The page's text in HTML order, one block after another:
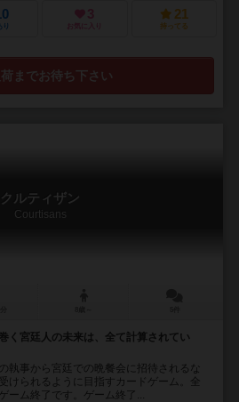
り
3
お気に入り
21
持ってる
までお待ち下さい
クルティザン
Courtisans
く宮廷人の未来は、全て計算されてい
執事から宮廷での晩餐会に招待されるな
けられるように目指すカードゲーム。全
ーム終了です。ゲーム終了...